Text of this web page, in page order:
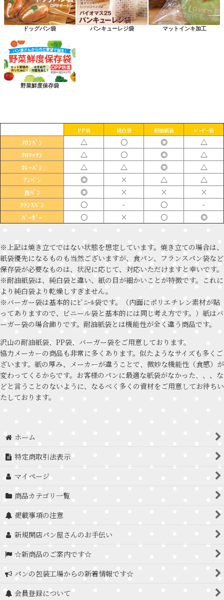
ドッグパン袋 パンキューレジ袋 マットインキ加工
野菜鮮度保存袋
PP袋 純白袋 耐油紙袋 ﾊﾞｰｶﾞｰ袋
ﾒﾛﾝﾊﾟﾝ △ 〇 ◎ △
ｸﾛﾜｯｻﾝ △ 〇 ◎ △
ｶﾚｰﾊﾟﾝ △ △ ◎ △
ｱﾝﾊﾟﾝ ◎ × △ △
食ﾊﾟﾝ ◎ × × ×
ﾌﾗﾝｽﾊﾟﾝ 〇 - 〇 -
ﾊﾞｰｶﾞｰ 〇 × 〇 ◎
※上記は焼き立てではない状態を想定しています。焼き立ての場合は、
紙袋優先になるものも当然ございますが、食パン、フランスパン袋など
保存袋が必要なものは、状況に応じて、対応いただけますと幸いです。
※耐油紙袋は、純白袋と違い、紙の目が細かいことが特徴です。これに
より純白袋より乾燥しすぎません。
※バーガー袋は基本的にﾋﾞﾆｰﾙ袋です。（内面にポリエチレン素材が貼
ってありますので、ビニール袋と基本的には同じ考え方です。）紙はバ
ーガー袋の場合飾りです。耐油紙袋とは機能性が全く違う商品です。
沢山の耐油紙袋、PP袋、バーガー袋をご用意しております。
協力メーカーの商品も非常に多くあります。似たようなサイズも多くご
ざいます。紙の厚み、メーカーが違うことで、微妙な機能性（食感）が
変わってくるからです。お客様のパンに最適な紙袋がなかった、、、な
どと言うことのないように、なるべく多くの資材をご用意してお待ちい
たしております。
ホーム
特定商取引法表示
マイページ
商品カテゴリ一覧
掲載事項の注意
新規開店パン屋さんのお手伝い
☆新商品のご案内です☆
パンの包装工場からの新着情報です☆
会員登録について